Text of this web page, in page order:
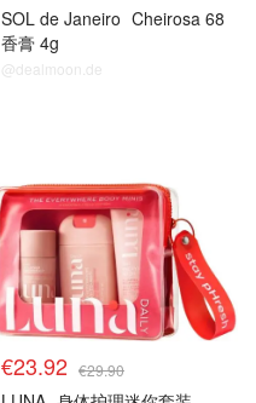
SOL de Janeiro Cheirosa 68
香膏 4g
@dealmoon.de
€23.92 €29.90